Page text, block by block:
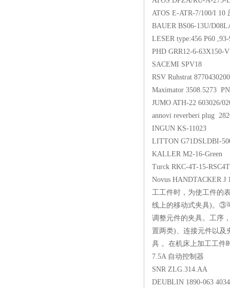
ATOS E-ATR-7/
BAUER BS06-13U/
LESER type:456 P60
PHD GRR12-6-
SACEMI SPV18
RSV Ruhstrat
Maximator
JUMO ATH-22
annovi reverberi
INGUN KS-
LITTON
KALLER M2-16-
Turck RKC-4T-15-
Novus
工工件时，为使工件的
线上的移动式夹具)。③
调整元件的夹具。工序
置两类)、连接元件以及
具 。在机床上加工工件
7.5A 自动控制器
SNR
DEUBLIN 1890-063